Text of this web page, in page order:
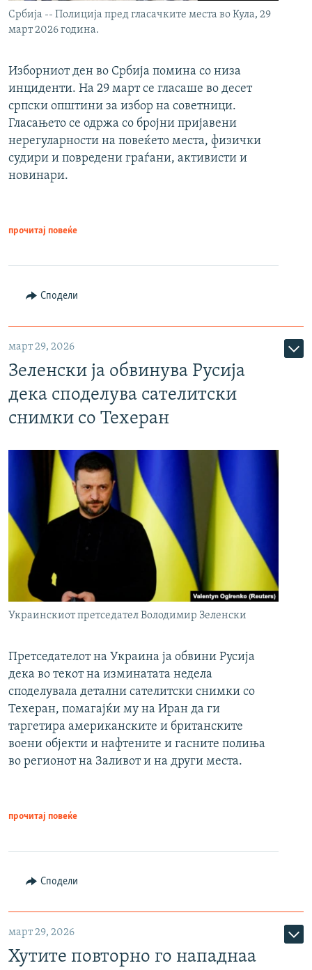
Србија -- Полиција пред гласачките места во Кула, 29
март 2026 година.
Изборниот ден во Србија помина со низа
инциденти. На 29 март се гласаше во десет
српски општини за избор на советници.
Гласањето се одржа со бројни пријавени
нерегуларности на повеќето места, физички
судири и повредени граѓани, активисти и
новинари.
прочитај повеќе
Сподели
март 29, 2026
Зеленски ја обвинува Русија
дека споделува сателитски
снимки со Техеран
Украинскиот претседател Володимир Зеленски
Претседателот на Украина ја обвини Русија
дека во текот на изминатата недела
споделувала детални сателитски снимки со
Техеран, помагајќи му на Иран да ги
таргетира американските и британските
воени објекти и нафтените и гасните полиња
во регионот на Заливот и на други места.
прочитај повеќе
Сподели
март 29, 2026
Хутите повторно го нападнаа